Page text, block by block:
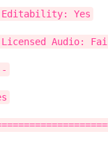
Editability: Yes
Licensed Audio: